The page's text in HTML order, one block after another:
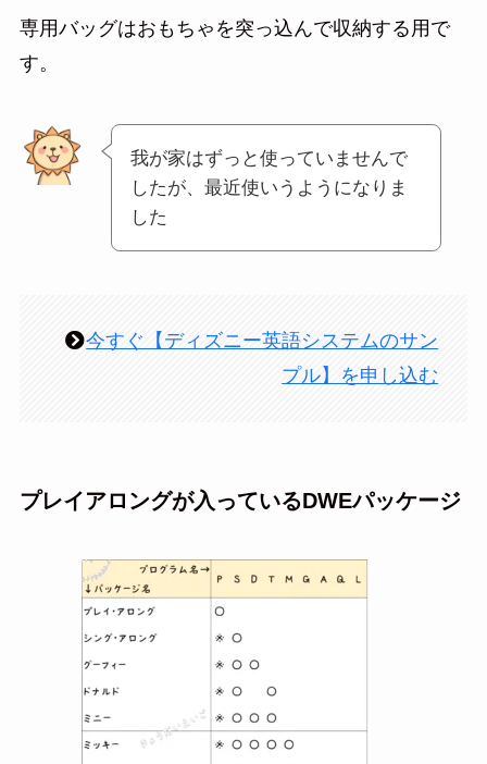
専用バッグはおもちゃを突っ込んで収納する用で
す。
我が家はずっと使っていませんで
したが、最近使いうようになりま
した
今すぐ【ディズニー英語システムのサン
プル】を申し込む
プレイアロングが入っているDWEパッケージ